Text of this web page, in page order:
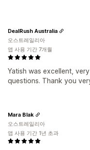
Yatish was excellent,
questions. Thank you
DealRush Australia
오스트레일리아
앱 사용 기간 7개월
Mara Blak
오스트레일리아
앱 사용 기간 1년 초과